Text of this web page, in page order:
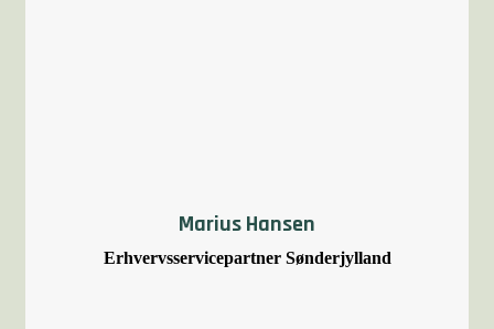
Marius Hansen
Erhvervsservicepartner Sønderjylland